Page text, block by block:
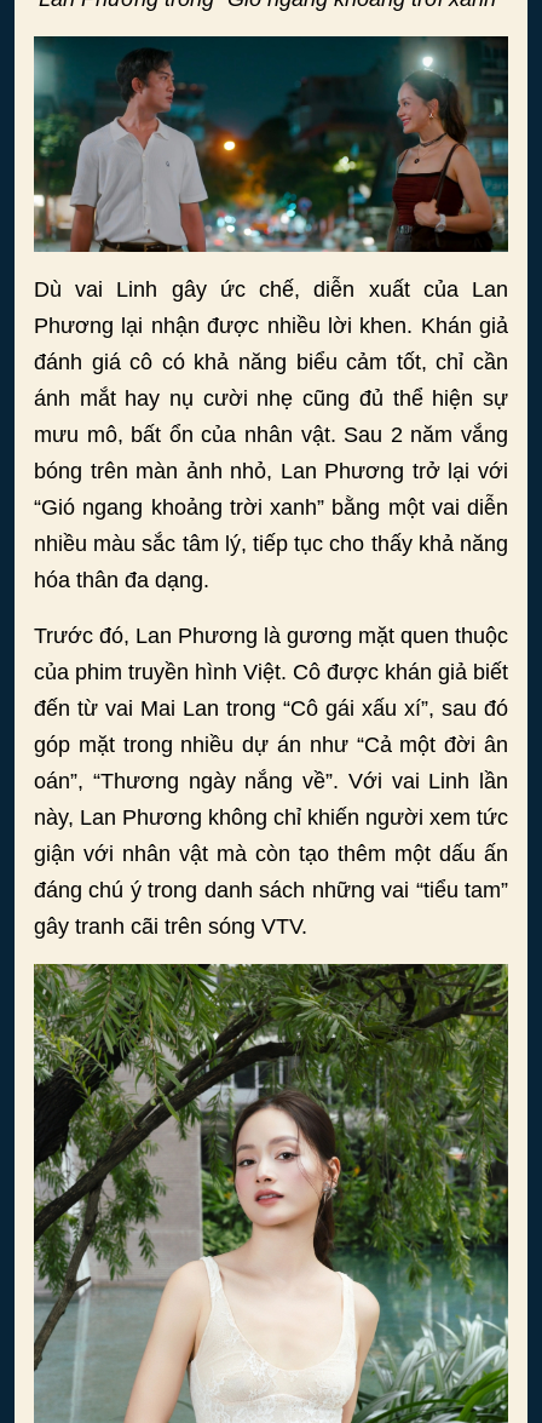
Dù vai Linh gây ức chế, diễn xuất của Lan
Phương lại nhận được nhiều lời khen. Khán giả
đánh giá cô có khả năng biểu cảm tốt, chỉ cần
ánh mắt hay nụ cười nhẹ cũng đủ thể hiện sự
mưu mô, bất ổn của nhân vật. Sau 2 năm vắng
bóng trên màn ảnh nhỏ, Lan Phương trở lại với
“Gió ngang khoảng trời xanh” bằng một vai diễn
nhiều màu sắc tâm lý, tiếp tục cho thấy khả năng
hóa thân đa dạng.
Trước đó, Lan Phương là gương mặt quen thuộc
của phim truyền hình Việt. Cô được khán giả biết
đến từ vai Mai Lan trong “Cô gái xấu xí”, sau đó
góp mặt trong nhiều dự án như “Cả một đời ân
oán”, “Thương ngày nắng về”. Với vai Linh lần
này, Lan Phương không chỉ khiến người xem tức
giận với nhân vật mà còn tạo thêm một dấu ấn
đáng chú ý trong danh sách những vai “tiểu tam”
gây tranh cãi trên sóng VTV.